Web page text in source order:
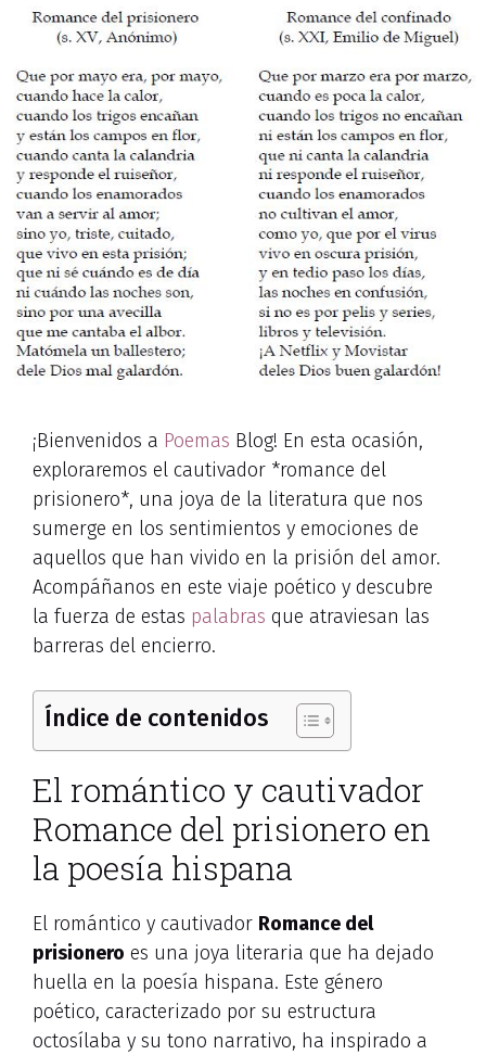
¡Bienvenidos a Poemas Blog! En esta ocasión,
exploraremos el cautivador *romance del
prisionero*, una joya de la literatura que nos
sumerge en los sentimientos y emociones de
aquellos que han vivido en la prisión del amor.
Acompáñanos en este viaje poético y descubre
la fuerza de estas palabras que atraviesan las
barreras del encierro.
Índice de contenidos
El romántico y cautivador
Romance del prisionero en
la poesía hispana
El romántico y cautivador Romance del
prisionero es una joya literaria que ha dejado
huella en la poesía hispana. Este género
poético, caracterizado por su estructura
octosílaba y su tono narrativo, ha inspirado a